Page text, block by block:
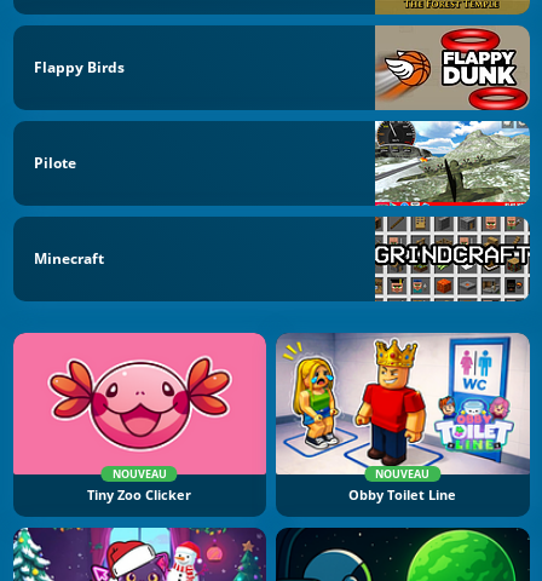
Flappy Birds
Pilote
Minecraft
NOUVEAU
Tiny Zoo Clicker
NOUVEAU
Obby Toilet Line